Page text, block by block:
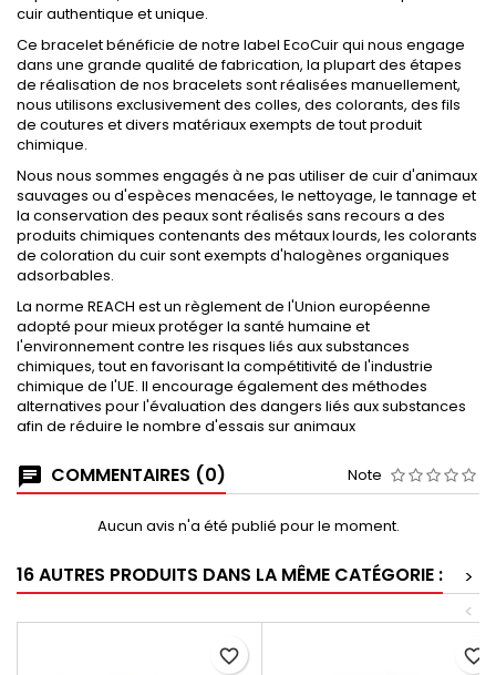
cuir authentique et unique.
Ce bracelet bénéficie de notre label EcoCuir qui nous engage
dans une grande qualité de fabrication, la plupart des étapes
de réalisation de nos bracelets sont réalisées manuellement,
nous utilisons exclusivement des colles, des colorants, des fils
de coutures et divers matériaux exempts de tout produit
chimique.
Nous nous sommes engagés à ne pas utiliser de cuir d'animaux
sauvages ou d'espèces menacées, le nettoyage, le tannage et
la conservation des peaux sont réalisés sans recours a des
produits chimiques contenants des métaux lourds, les colorants
de coloration du cuir sont exempts d'halogènes organiques
adsorbables.
La norme REACH est un règlement de l'Union européenne
adopté pour mieux protéger la santé humaine et
l'environnement contre les risques liés aux substances
chimiques, tout en favorisant la compétitivité de l'industrie
chimique de l'UE. Il encourage également des méthodes
alternatives pour l'évaluation des dangers liés aux substances
afin de réduire le nombre d'essais sur animaux
COMMENTAIRES (0) Note
Aucun avis n'a été publié pour le moment.
16 AUTRES PRODUITS DANS LA MÊME CATÉGORIE :
>
<
favorite_border favorite_border